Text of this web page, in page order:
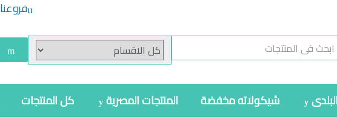
فروعنا
شيكولاته مخفضة المنتجات المصرية كل المنتجات